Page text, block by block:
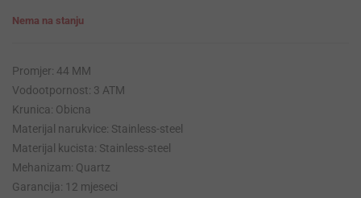
Nema na stanju
Promjer: 44 MM
Vodootpornost: 3 ATM
Krunica: Obicna
Materijal narukvice: Stainless-steel
Materijal kucista: Stainless-steel
Mehanizam: Quartz
Garancija: 12 mjeseci